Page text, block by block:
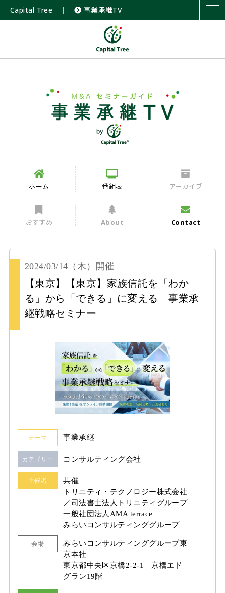
Capital Tree ｜ 事業承継TV
ホーム 番組表 アーカイブ
おすすめ About Contact
2024/03/14 （木） 開催
【東京】【東京】家族信託を「わか
る」から「できる」に変える 事業承
継戦略セミナー
カテゴリー コンサルティング会社
テーマ 事業承継
主催者
共催
トリニティ・テクノロジー株式会社
／司法書⼠法⼈トリニティグループ
一般社団法人AMA terrace
みらいコンサルティンググループ
会場
みらいコンサルティンググループ東
京本社
東京都中央区京橋2-2-1 京橋エド
グラン19階